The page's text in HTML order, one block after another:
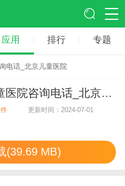
应用 排行 专题
电话_北京儿童医院
北京儿童医院咨询电话_北京儿童医院
更新时间：2024-07-01
(39.69 MB)